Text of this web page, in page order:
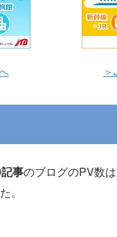
事のブログのPV数
。